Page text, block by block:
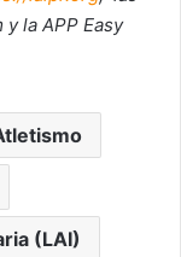
la APP Easy
(LAI)